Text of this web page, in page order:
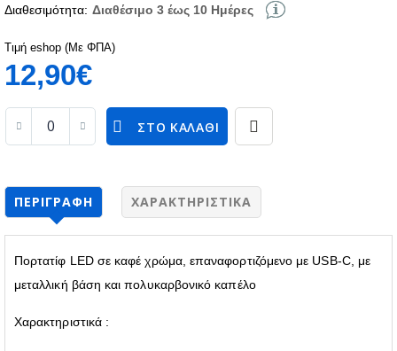
Διαθεσιμότητα: Διαθέσιμο 3 έως 10 Ημέρες
Τιμή eshop (Με ΦΠΑ)
12,90€
ΣΤΟ ΚΑΛΆΘΙ
ΠΕΡΙΓΡΑΦΉ ΧΑΡΑΚΤΗΡΙΣΤΙΚΆ
Πορτατίφ LED σε καφέ χρώμα, επαναφορτιζόμενο με USB-C, με
μεταλλική βάση και πολυκαρβονικό καπέλο
Χαρακτηριστικά :